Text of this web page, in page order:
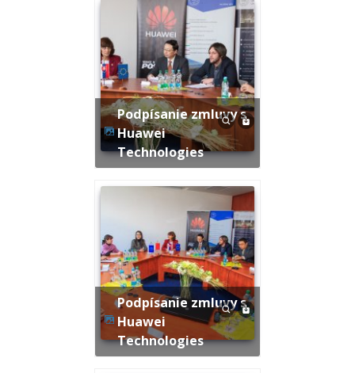
Podpísanie zmluvy s
Huawei
Technologies
Podpísanie zmluvy s
Huawei
Technologies